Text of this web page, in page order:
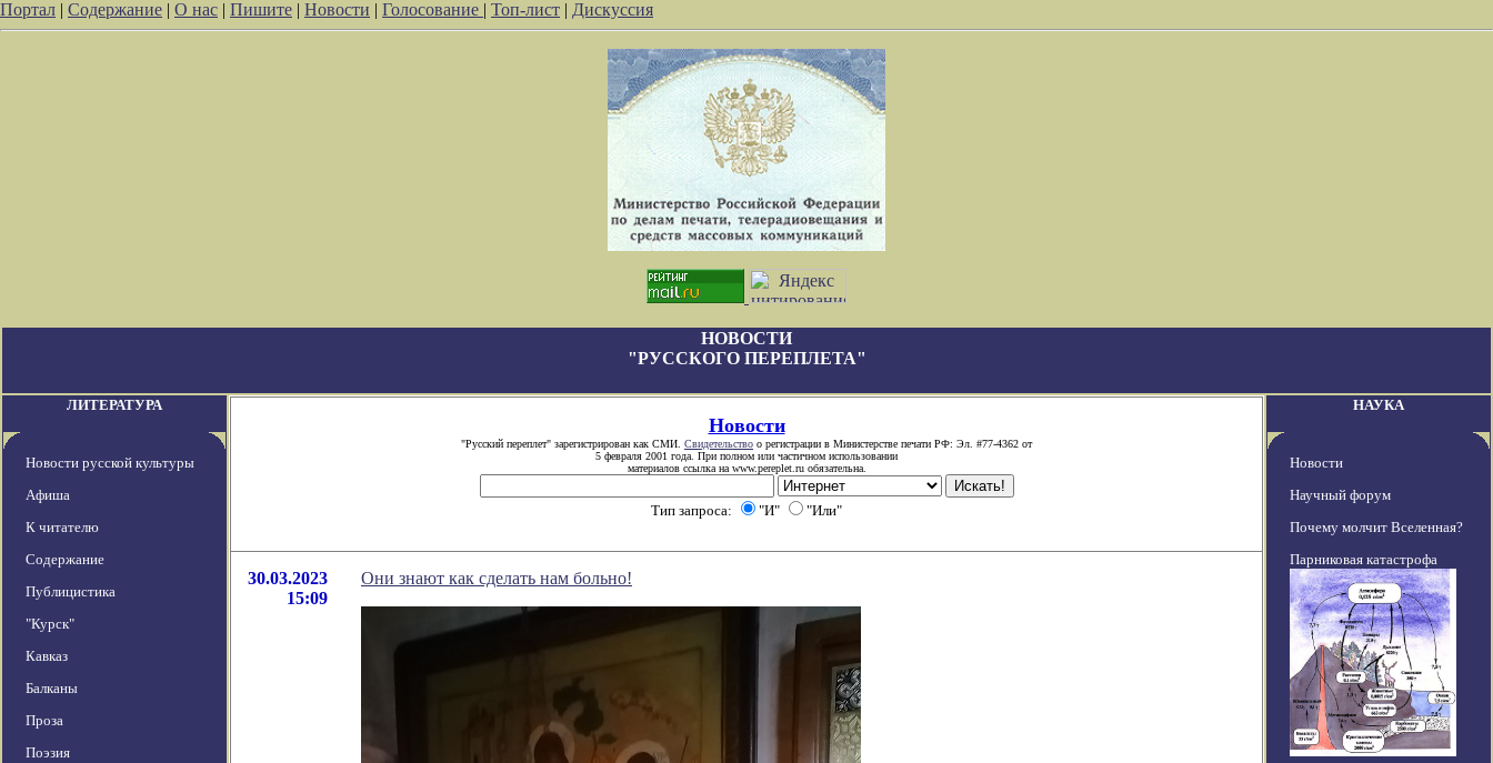
Портал | Содержание | О нас | Пишите | Новости | Голосование | Топ-лист | Дискуссия
НОВОСТИ
"РУССКОГО ПЕРЕПЛЕТА"
ЛИТЕРАТУРА
Новости русской культуры
Афиша
К читателю
Содержание
Публицистика
"Курск"
Кавказ
Балканы
Проза
Поэзия
Новости
"Русский переплет" зарегистрирован как СМИ. Свидетельство о регистрации в Министерстве печати РФ: Эл. #77-4362 от
5 февраля 2001 года. При полном или частичном использовании
материалов ссылка на www.pereplet.ru обязательна.
Тип запроса: "И" "Или"
30.03.2023
15:09
Они знают как сделать нам больно!
НАУКА
Новости
Научный форум
Почему молчит Вселенная?
Парниковая катастрофа